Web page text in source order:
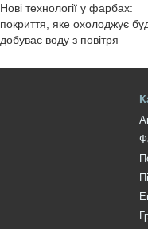
Нові технології у фарбах:
покриття, яке охолоджує
добуває воду з повітря